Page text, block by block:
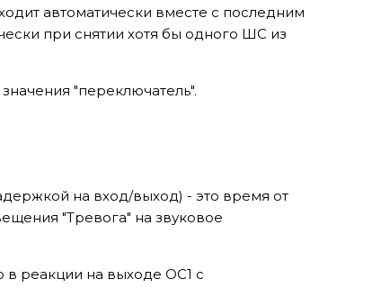
автоматически вместе с последним
при снятии хотя бы одного ШС из
"переключатель".
на вход/выход) - это время от
"Тревога" на звуковое
в реакции на выходе ОС1 с